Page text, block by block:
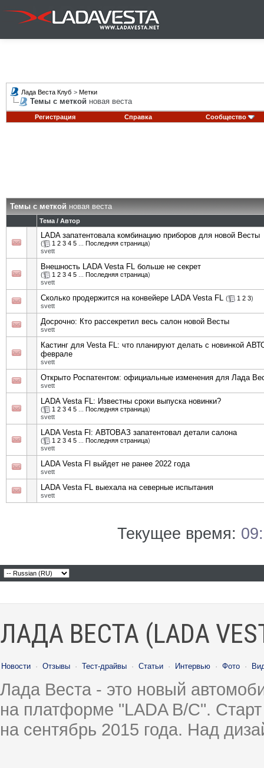
Лада Веста Клуб > Метки
Темы с меткой новая веста
Регистрация Справка Сообщество
Темы с меткойновая веста
Тема / Автор
LADA запатентовала комбинацию приборов для новой Весты
( 1 2 3 4 5 Последняя страница)
svett
Внешность LADA Vesta FL больше не секрет
( 1 2 3 4 5 Последняя страница)
svett
Сколько продержится на конвейере LADA Vesta FL ( 1 2 3)
svett
Досрочно: Кто рассекретил весь салон новой Весты
svett
Кастинг для Vesta FL: что планируют делать с новинкой
феврале
svett
Открыто Роспатентом: официальные изменения для Лада
svett
LADA Vesta FL: Известны сроки выпуска новинки?
( 1 2 3 4 5 Последняя страница)
svett
LADA Vesta Fl: АВТОВАЗ запатентовал детали салона
( 1 2 3 4 5 Последняя страница)
svett
LADA Vesta Fl выйдет не ранее 2022 года
svett
LADA Vesta FL выехала на северные испытания
svett
Текущее время:
ЛАДА ВЕСТА (LADA
Новости · Отзывы · Тест-драйвы · Статьи · Интервью · Фото ·
Лада Веста - это новый
на платформе "LADA B/C".
на сентябрь 2015 года. Над